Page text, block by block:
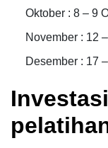
Oktober : 8 – 9
November : 12
Desember : 17